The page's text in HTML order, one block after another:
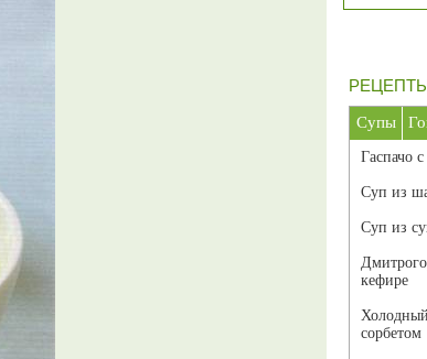
Супы
Гаспачо
Суп из
Суп из
кефире
сорбетом